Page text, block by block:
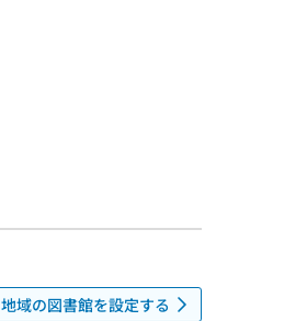
地域の図書館を設定する